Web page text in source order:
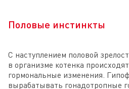
Половые инстинкты
С наступлением половой
в организме котенка
гормональные изменения.
вырабатывать гонадотропные